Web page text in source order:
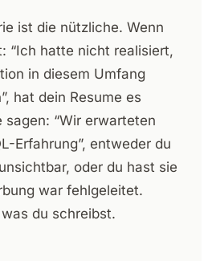
ist die nützliche. Wenn
“Ich hatte nicht realisiert,
in diesem Umfang
hat dein Resume es
“Wir erwarteten
Erfahrung”, entweder du
oder du hast sie
war fehlgeleitet.
du schreibst.